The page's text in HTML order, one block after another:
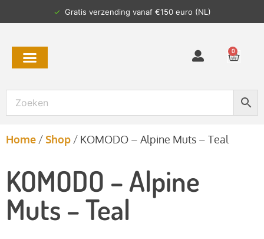
✓ Gratis verzending vanaf €150 euro (NL)
0
Home / Shop / KOMODO – Alpine Muts – Teal
KOMODO – Alpine
Muts – Teal